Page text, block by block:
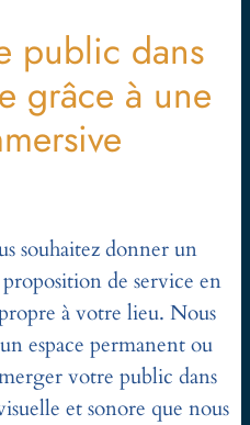
public dans
grâce à une
souhaitez donner un
de service en
à votre lieu. Nous
espace permanent ou
votre public dans
et sonore que nous